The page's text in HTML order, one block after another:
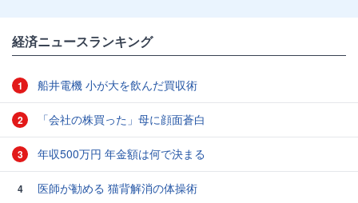
経済ニュースランキング
1 船井電機 小が大を飲んだ買収術
2 「会社の株買った」母に顔面蒼白
3 年収500万円 年金額は何で決まる
4 医師が勧める 猫背解消の体操術